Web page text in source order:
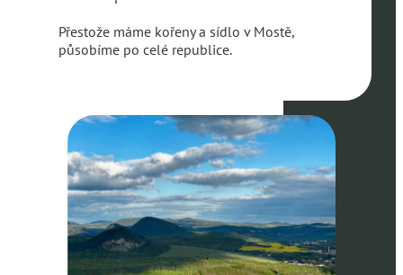
Přestože máme kořeny a sídlo v Mostě,
působíme po celé republice.